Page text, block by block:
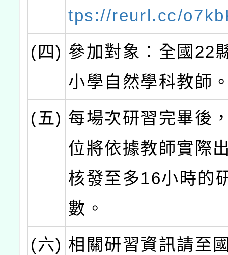
tps://reurl.cc/
(四) 參加對象：全國22
小學自然學科教師
(五) 每場次研習完畢後
位將依據教師實際
核發至多16小時的
數。
(六) 相關研習資訊請至